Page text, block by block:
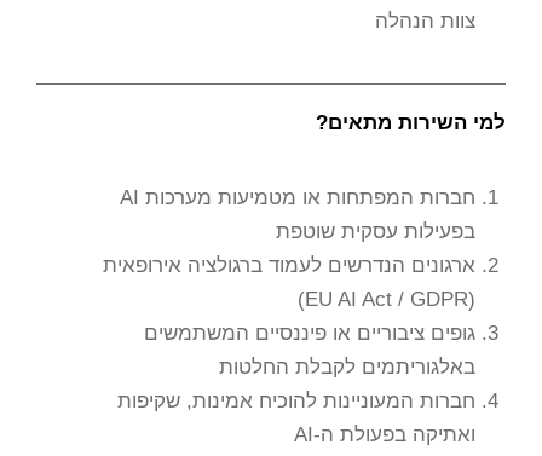
צוות הנהלה
למי השירות מתאים?
חברות המפתחות או מטמיעות מערכות AI
בפעילות עסקית שוטפת
ארגונים הנדרשים לעמוד ברגולציה אירופאית
(EU AI Act / GDPR)
גופים ציבוריים או פיננסיים המשתמשים
באלגוריתמים לקבלת החלטות
חברות המעוניינות להוכיח אמינות, שקיפות
ואתיקה בפעולת ה-AI